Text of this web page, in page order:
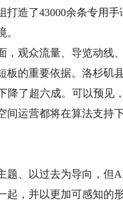
造了43000余条专用
观众流量、导览动线
的重要依据。洛杉矶
了超六成。可以预见
间运营都将在算法支持
、以过去为导向，但
起，并以更加可感知的